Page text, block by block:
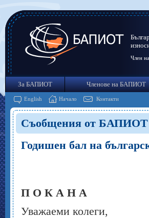
Член
За БАПИОТ Членове на БАПИОТ
English Начало Контакти
Съобщения от БАПИОТ
Годишен бал на
П О К А Н А
Уважаеми колеги,